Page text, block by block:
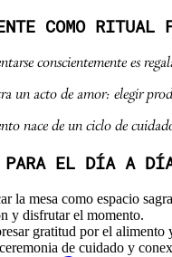
COMO RITUAL
conscientemente es
un acto de amor: elegir
nace de un ciclo de
PARA EL DÍA A
la mesa como espacio
y disfrutar el momento.
gratitud por el alimento
de cuidado y